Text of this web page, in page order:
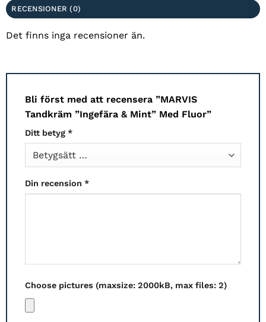
RECENSIONER (0)
Det finns inga recensioner än.
Bli först med att recensera ”MARVIS
Tandkräm ”Ingefära & Mint” Med Fluor”
Ditt betyg *
Din recension *
Choose pictures (maxsize: 2000kB, max files: 2)